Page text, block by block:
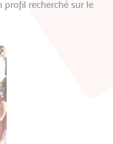
recherché sur le